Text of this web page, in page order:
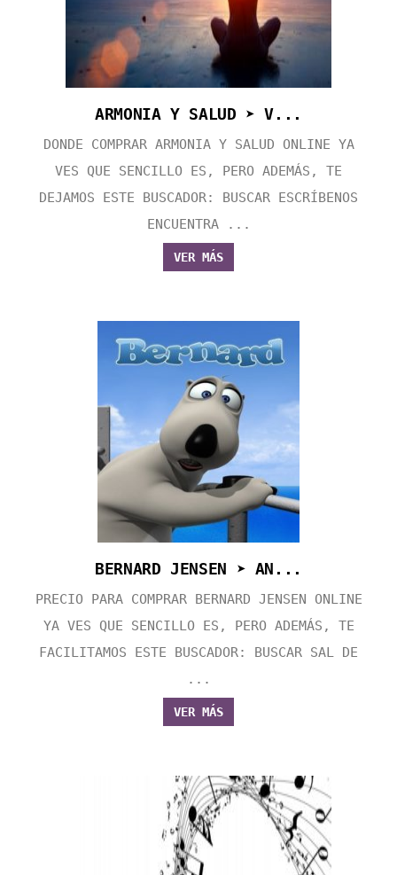
ARMONIA Y SALUD ➤ V...
DONDE COMPRAR ARMONIA Y SALUD ONLINE YA
VES QUE SENCILLO ES, PERO ADEMÁS, TE
DEJAMOS ESTE BUSCADOR: BUSCAR ESCRÍBENOS
ENCUENTRA ...
VER MÁS
BERNARD JENSEN ➤ AN...
PRECIO PARA COMPRAR BERNARD JENSEN ONLINE
YA VES QUE SENCILLO ES, PERO ADEMÁS, TE
FACILITAMOS ESTE BUSCADOR: BUSCAR SAL DE
...
VER MÁS